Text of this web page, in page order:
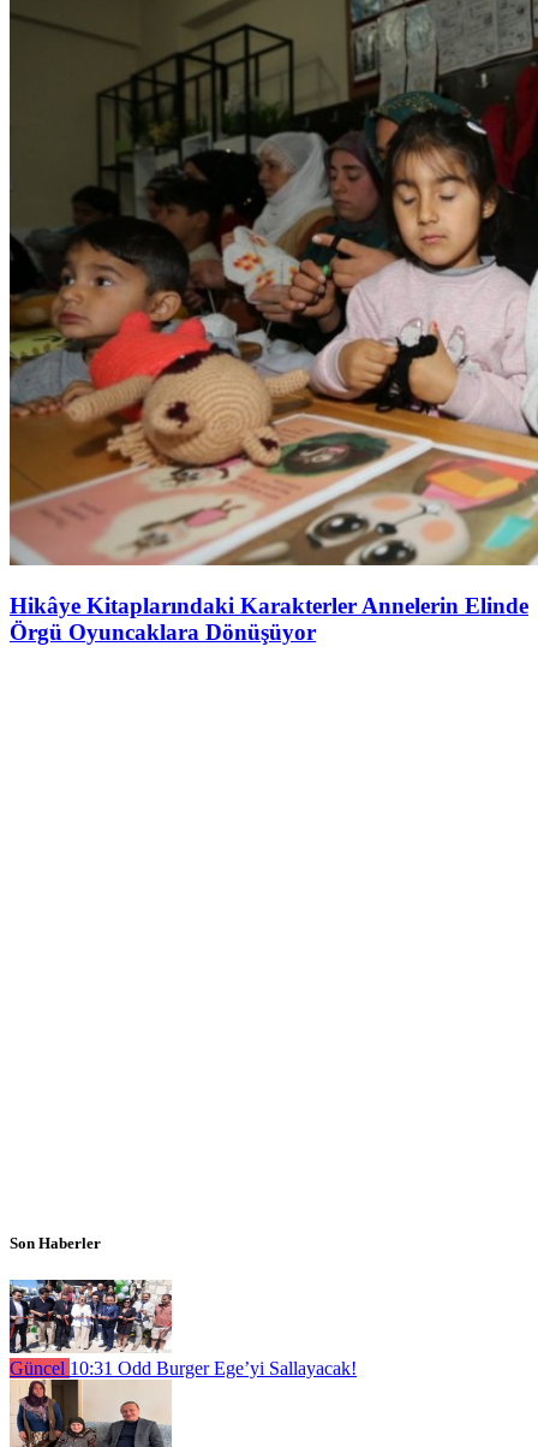
Hikâye Kitaplarındaki Karakterler Annelerin Elinde
Örgü Oyuncaklara Dönüşüyor
Son Haberler
Güncel 10:31 Odd Burger Ege’yi Sallayacak!